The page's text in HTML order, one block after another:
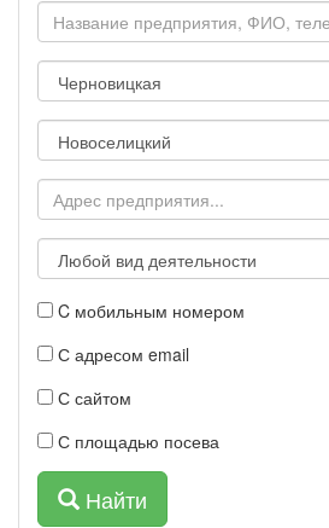
C мобильным номером
С адресом email
С сайтом
С площадью посева
Найти